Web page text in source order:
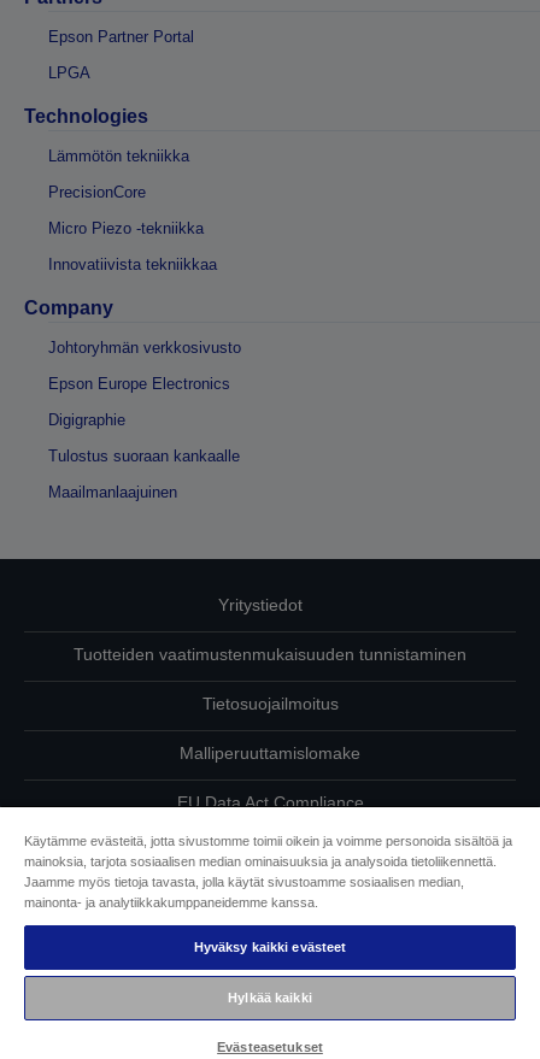
Epson Partner Portal
LPGA
Technologies
Lämmötön tekniikka
PrecisionCore
Micro Piezo -tekniikka
Innovatiivista tekniikkaa
Company
Johtoryhmän verkkosivusto
Epson Europe Electronics
Digigraphie
Tulostus suoraan kankaalle
Maailmanlaajuinen
Yritystiedot
Tuotteiden vaatimustenmukaisuuden tunnistaminen
Tietosuojailmoitus
Malliperuuttamislomake
EU Data Act Compliance
Ota meihin yhteyttä omista tiedoistasi
Tietoa evästeistä
Epson on sitoutunut saavutettavuuteen
Copyright © 2026 Seiko Epson
Käytämme evästeitä, jotta sivustomme toimii oikein ja voimme personoida sisältöä ja
mainoksia, tarjota sosiaalisen median ominaisuuksia ja analysoida tietoliikennettä.
Jaamme myös tietoja tavasta, jolla käytät sivustoamme sosiaalisen median,
mainonta- ja analytiikkakumppaneidemme kanssa.
Hyväksy kaikki evästeet
Hylkää kaikki
Evästeasetukset